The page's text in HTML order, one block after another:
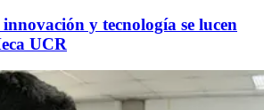
y tecnología se lucen
UCR